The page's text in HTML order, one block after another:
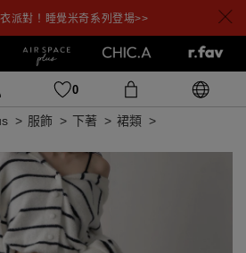
派對！睡覺米奇系列登場>>
0
服飾 下著
裙類